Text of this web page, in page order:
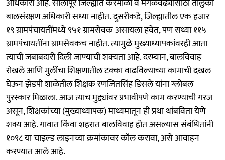
अधिकारी आहे. सोलापूर जिल्ह्यात करमाळा व मंगळवेढ्यासाठी तालुका
बालसंरक्षण अधिकारी सध्या नाहीत. दुसरीकडे, जिल्ह्यातील एक हजार
१९ ग्रामपंचायतींमध्ये ९५१ ग्रामसेवक असायला हवेत, पण सध्या ११५
ग्रामपंचायतींना ग्रामसेवकच नाहीत. त्यामुळे मुख्याध्यापकांवरही आता
त्याची जबाबदारी दिली जाण्याची शक्यता आहे. दरम्यान, बालविवाह
रोखले आणि मुलींचा शिक्षणातील टक्का वाढविल्याच्या कामाची दखल
घेऊन झेडपी शाळेतील शिक्षक रणजितसिंह डिसले यांना ग्लोबल
पुरस्कार मिळाला. आज त्याच मुद्द्यांवर प्रभावीपणे काम करण्याची गरज
असून, शिक्षकांच्या (मुख्याध्यापक) माध्यमातून ही प्रथा थांबविता येणे
शक्य आहे. गावात किंवा शहरात बालविवाह होत असल्यास संबंधितांनी
१०९८ या चाइल्ड लाइनच्या क्रमांकावर कॉल करावा, असे आवाहन
करण्यात आले आहे.